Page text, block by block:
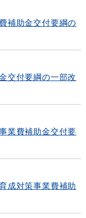
補助金交付要綱の
交付要綱の一部改
業費補助金交付要
成対策事業費補助